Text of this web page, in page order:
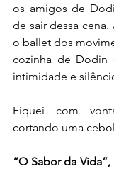
os amigos de
de sair dessa
o ballet dos
cozinha de Dodin
intimidade e
Fiquei com
cortando uma
“O Sabor da